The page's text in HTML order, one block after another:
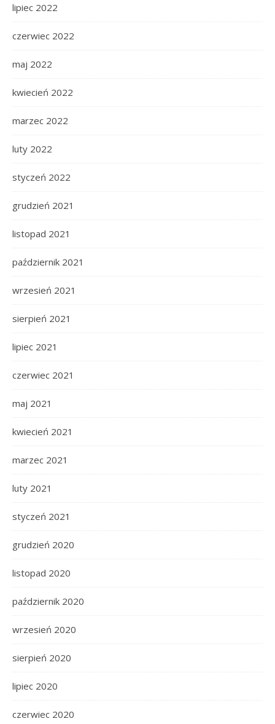
lipiec 2022
czerwiec 2022
maj 2022
kwiecień 2022
marzec 2022
luty 2022
styczeń 2022
grudzień 2021
listopad 2021
październik 2021
wrzesień 2021
sierpień 2021
lipiec 2021
czerwiec 2021
maj 2021
kwiecień 2021
marzec 2021
luty 2021
styczeń 2021
grudzień 2020
listopad 2020
październik 2020
wrzesień 2020
sierpień 2020
lipiec 2020
czerwiec 2020